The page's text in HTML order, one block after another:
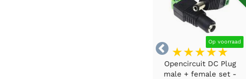
 Op voorraad
Opencircuit DC Plug
male + female set -